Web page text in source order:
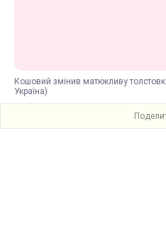
Кошовий змінив матюкливу
Україна)